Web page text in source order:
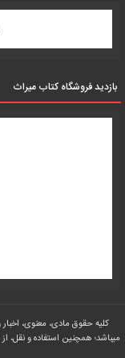
بازدید فروشگاه کتاب میراث
کلیه حقوق مادی، معنوی،